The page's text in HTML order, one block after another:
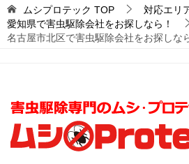
ムシプロテック TOP
対応エリ
愛知県で害虫駆除会社をお探しなら！
名古屋市北区で害虫駆除会社をお探しな